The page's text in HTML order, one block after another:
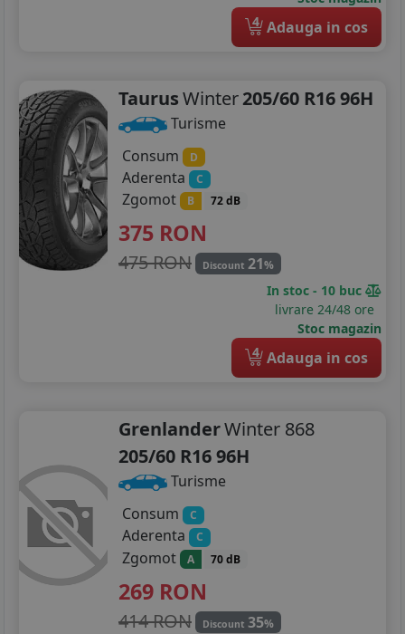
4 Adauga in cos
TaurusWinter205/60 R16 96H
Turisme
Consum
D
Aderenta C
Zgomot B 72 dB
375 RON
475 RON Discount 21%
In stoc - 10 buc
livrare 24/48 ore
Stoc magazin
4 Adauga in cos
GrenlanderWinter 868
205/60 R16 96H
Turisme
Consum
C
Aderenta C
Zgomot A 70 dB
269 RON
414 RON Discount 35%